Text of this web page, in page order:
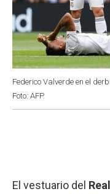
Federico Valverde en el
Foto: AFP.
El vestuario del